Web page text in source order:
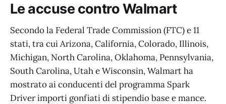
Le accuse contro Walmart
Secondo la Federal Trade Commission (FTC) e 11
stati, tra cui Arizona, California, Colorado, Illinois,
Michigan, North Carolina, Oklahoma, Pennsylvania,
South Carolina, Utah e Wisconsin, Walmart ha
mostrato ai conducenti del programma Spark
Driver importi gonfiati di stipendio base e mance.